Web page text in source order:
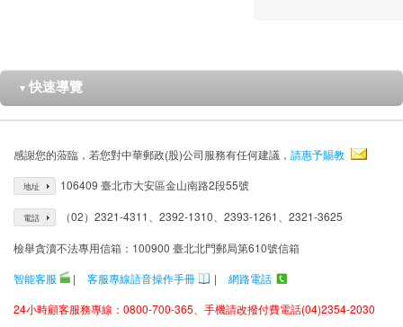
▼ 快速導覽
感謝您的蒞臨，若您對中華郵政(股)公司服務有任何建議， 請惠予賜教
地址 106409 臺北市大安區金山南路2段55號
電話 （02）2321-4311、2392-1310、2393-1261、2321-3625
檢舉貪瀆不法專用信箱：100900 臺北北門郵局第610號信箱
智能客服
| 客服專線語音操作手冊 |
網路電話
24小時顧客服務專線：0800-700-365、手機請改撥付費電話(04)2354-2030